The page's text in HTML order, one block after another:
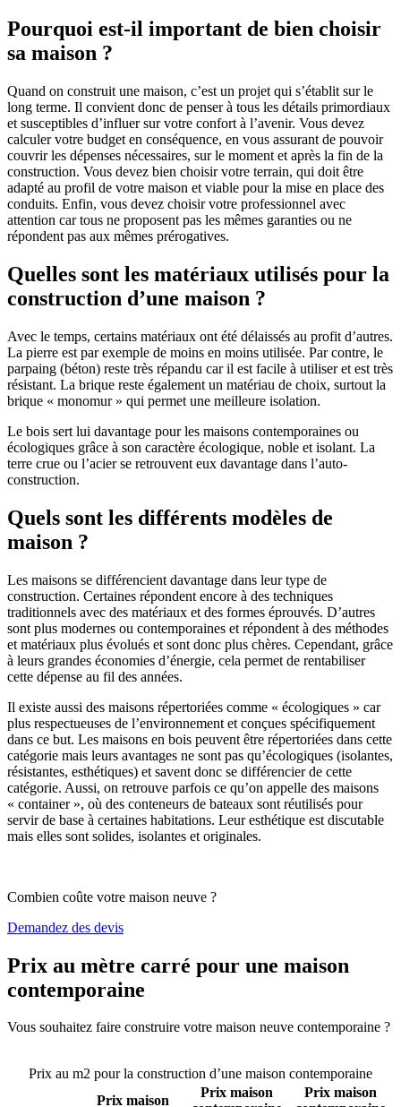
Pourquoi est-il important de bien choisir
sa maison ?
Quand on construit une maison, c’est un projet qui s’établit sur le
long terme. Il convient donc de penser à tous les détails primordiaux
et susceptibles d’influer sur votre confort à l’avenir. Vous devez
calculer votre budget en conséquence, en vous assurant de pouvoir
couvrir les dépenses nécessaires, sur le moment et après la fin de la
construction. Vous devez bien choisir votre terrain, qui doit être
adapté au profil de votre maison et viable pour la mise en place des
conduits. Enfin, vous devez choisir votre professionnel avec
attention car tous ne proposent pas les mêmes garanties ou ne
répondent pas aux mêmes prérogatives.
Quelles sont les matériaux utilisés pour la
construction d’une maison ?
Avec le temps, certains matériaux ont été délaissés au profit d’autres.
La pierre est par exemple de moins en moins utilisée. Par contre, le
parpaing (béton) reste très répandu car il est facile à utiliser et est très
résistant. La brique reste également un matériau de choix, surtout la
brique « monomur » qui permet une meilleure isolation.
Le bois sert lui davantage pour les maisons contemporaines ou
écologiques grâce à son caractère écologique, noble et isolant. La
terre crue ou l’acier se retrouvent eux davantage dans l’auto-
construction.
Quels sont les différents modèles de
maison ?
Les maisons se différencient davantage dans leur type de
construction. Certaines répondent encore à des techniques
traditionnels avec des matériaux et des formes éprouvés. D’autres
sont plus modernes ou contemporaines et répondent à des méthodes
et matériaux plus évolués et sont donc plus chères. Cependant, grâce
à leurs grandes économies d’énergie, cela permet de rentabiliser
cette dépense au fil des années.
Il existe aussi des maisons répertoriées comme « écologiques » car
plus respectueuses de l’environnement et conçues spécifiquement
dans ce but. Les maisons en bois peuvent être répertoriées dans cette
catégorie mais leurs avantages ne sont pas qu’écologiques (isolantes,
résistantes, esthétiques) et savent donc se différencier de cette
catégorie. Aussi, on retrouve parfois ce qu’on appelle des maisons
« container », où des conteneurs de bateaux sont réutilisés pour
servir de base à certaines habitations. Leur esthétique est discutable
mais elles sont solides, isolantes et originales.
Combien coûte votre maison neuve ?
Demandez des devis
Prix au mètre carré pour une maison
contemporaine
Vous souhaitez faire construire votre maison neuve contemporaine ?
Prix au m2 pour la construction d’une maison contemporaine
Prix maison
Prix maison
Prix maison